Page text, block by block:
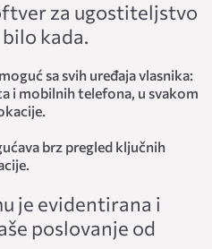
kada.
sa svih uređaja vlasnika:
i mobilnih telefona, u svakom
poslovanje od